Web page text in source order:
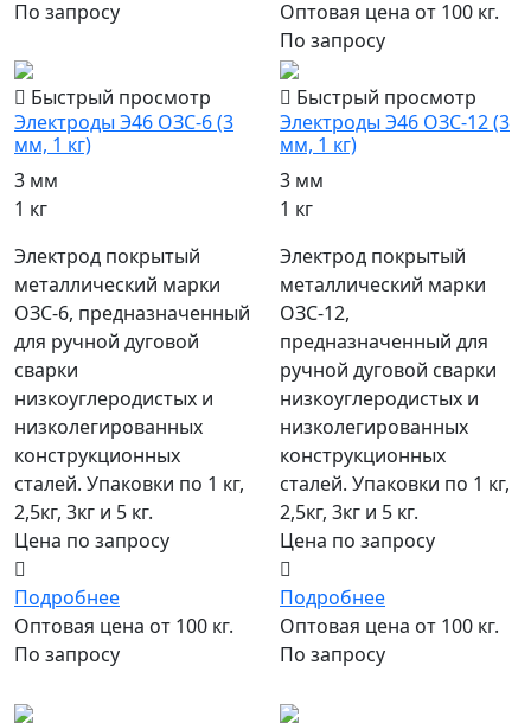
По запросу
Оптовая цена от 100 кг.
По запросу
Быстрый просмотр
Электроды Э46 ОЗС-6 (3
мм, 1 кг)
3 мм
1 кг
Электрод покрытый
металлический марки
ОЗС-6, предназначенный
для ручной дуговой
сварки
низкоуглеродистых и
низколегированных
конструкционных
сталей. Упаковки по 1 кг,
2,5кг, 3кг и 5 кг.
Цена по запросу
Подробнее
Оптовая цена от 100 кг.
По запросу
Быстрый просмотр
Электроды Э46 ОЗС-12 (3
мм, 1 кг)
3 мм
1 кг
Электрод покрытый
металлический марки
ОЗС-12,
предназначенный для
ручной дуговой сварки
низкоуглеродистых и
низколегированных
конструкционных
сталей. Упаковки по 1 кг,
2,5кг, 3кг и 5 кг.
Цена по запросу
Подробнее
Оптовая цена от 100 кг.
По запросу